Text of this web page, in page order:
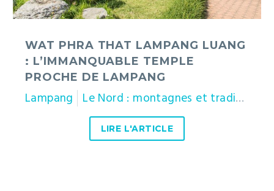
Lampang
WAT PHRA THAT LAMPANG LUANG
: L’IMMANQUABLE TEMPLE
PROCHE DE LAMPANG
Lampang Le Nord : montagnes et traditions
LIRE L'ARTICLE